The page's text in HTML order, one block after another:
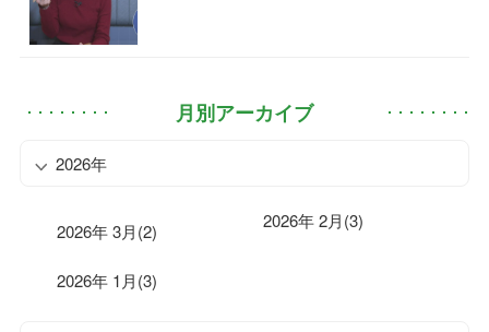
月別アーカイブ
2026年
2026年 3月(2) 2026年 2月(3)
2026年 1月(3)